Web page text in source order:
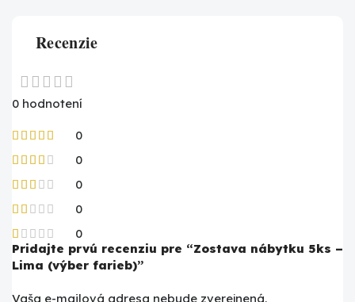
Recenzie
0 hodnotení
0
0
0
0
0
Pridajte prvú recenziu pre “Zostava nábytku 5ks –
Lima (výber farieb)”
Vaša e-mailová adresa nebude zverejnená.